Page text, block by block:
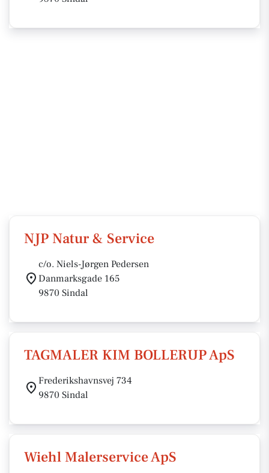
NJP Natur & Service
c/o. Niels-Jørgen Pedersen
Danmarksgade 165
9870 Sindal
TAGMALER KIM BOLLERUP ApS
Frederikshavnsvej 734
9870 Sindal
Wiehl Malerservice ApS